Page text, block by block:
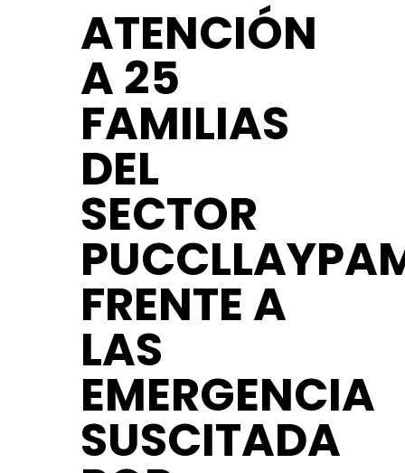
ATENCIÓN
A 25
FAMILIAS
DEL
SECTOR
FRENTE A
LAS
EMERGENCIA
SUSCITADA